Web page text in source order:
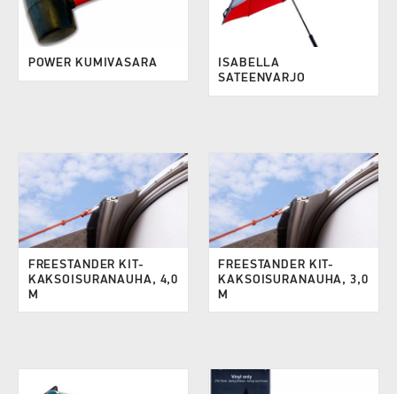
POWER KUMIVASARA
ISABELLA
SATEENVARJO
FREESTANDER KIT-
KAKSOISURANAUHA, 4,0
M
FREESTANDER KIT-
KAKSOISURANAUHA, 3,0
M